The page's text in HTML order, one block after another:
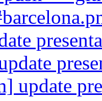
update